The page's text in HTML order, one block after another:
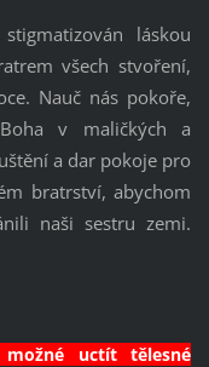
láskou
všech stvoření,
Nauč nás pokoře,
v maličkých a
a dar pokoje pro
bratrství, abychom
naši sestru zemi.
uctít tělesné